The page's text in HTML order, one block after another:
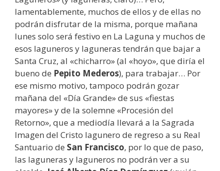
lamentablemente, muchos de ellos y de ellas no
podrán disfrutar de la misma, porque mañana
lunes solo será festivo en La Laguna y muchos de
esos laguneros y laguneras tendrán que bajar a
Santa Cruz, al «chicharro» (al «hoyo», que diría el
bueno de Pepito Mederos), para trabajar… Por
ese mismo motivo, tampoco podrán gozar
mañana del «Día Grande» de sus «fiestas
mayores» y de la solemne «Procesión del
Retorno», que a mediodía llevará a la Sagrada
Imagen del Cristo lagunero de regreso a su Real
Santuario de San Francisco, por lo que de paso,
las laguneras y laguneros no podrán ver a su